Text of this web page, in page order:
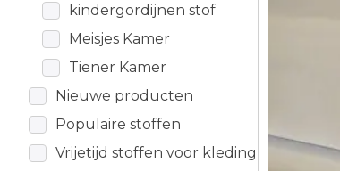
kindergordijnen stof
Meisjes Kamer
Tiener Kamer
Nieuwe producten
Populaire stoffen
Vrijetijd stoffen voor kleding